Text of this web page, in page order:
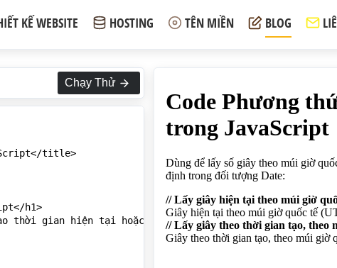
KẾ WEBSITE HOSTING TÊN MIỀN BLOG
Chạy Thử
title>
h1>
thời gian hiện tại hoặc thời gian được chỉ định trong